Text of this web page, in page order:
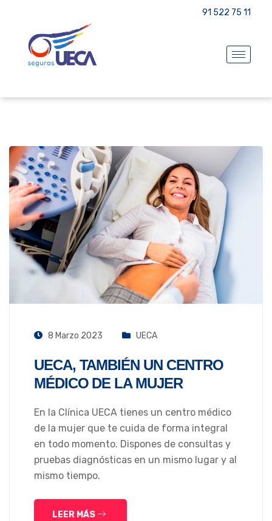
91 522 75 11
8 Marzo 2023 UECA
UECA, TAMBIÉN UN CENTRO
MÉDICO DE LA MUJER
En la Clínica UECA tienes un centro médico
de la mujer que te cuida de forma integral
en todo momento. Dispones de consultas y
pruebas diagnósticas en un mismo lugar y al
mismo tiempo.
LEER MÁS